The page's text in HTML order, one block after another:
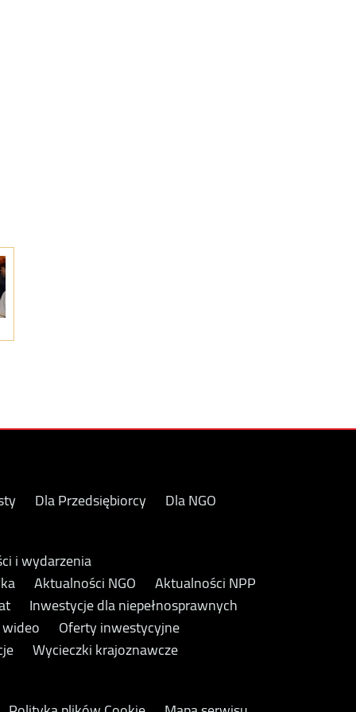
Dla Przedsiębiorcy
Dla NGO
i wydarzenia
Aktualności NGO
Aktualności NPP
Inwestycje dla niepełnosprawnych
Oferty inwestycyjne
Wycieczki krajoznawcze